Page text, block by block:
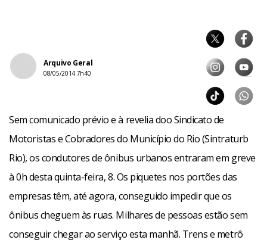
Arquivo Geral
08/05/2014 7h40
Sem comunicado prévio e à revelia doo Sindicato de
Motoristas e Cobradores do Município do Rio (Sintraturb
Rio), os condutores de ônibus urbanos entraram em greve
à 0h desta quinta-feira, 8. Os piquetes nos portões das
empresas têm, até agora, conseguido impedir que os
ônibus cheguem às ruas. Milhares de pessoas estão sem
conseguir chegar ao serviço esta manhã. Trens e metrô